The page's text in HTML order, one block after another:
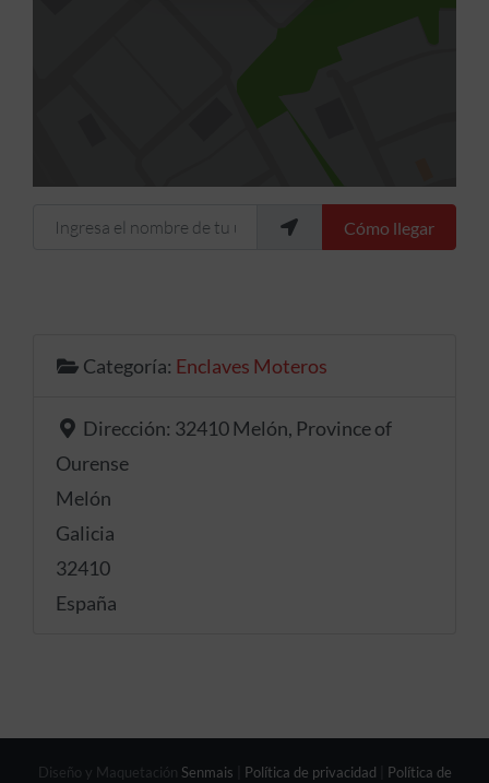
Ingresa el nombre de tu ubicación Cómo llegar
Categoría: Enclaves Moteros
Dirección: 32410 Melón, Province of
Ourense
Melón
Galicia
32410
España
Diseño y Maquetación Senmais Política de privacidad Política de